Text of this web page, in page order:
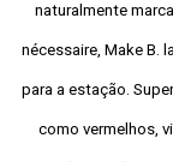
naturalmente
nécessaire, Make B.
para a estação.
como vermelhos,